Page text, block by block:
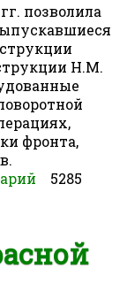
позволила
Н.М.
фронта,
Отечественной
5285